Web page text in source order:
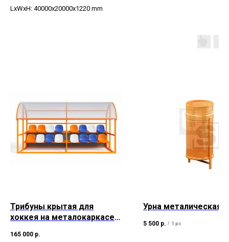
LxWxH: 40000x20000x1220 mm
Трибуны крытая для
хоккея на металокаркасе
165 000 р.
Урна металическая
5 500 р. / 1 pc